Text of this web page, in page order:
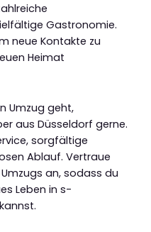
Gastronomie.
neue Kontakte zu
Heimat
Umzug geht,
aus Düsseldorf gerne.
sorgfältige
Ablauf. Vertraue
an, sodass du
Leben in s-